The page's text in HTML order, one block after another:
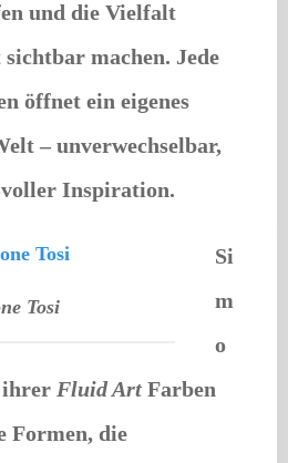
und die Vielfalt
machen. Jede
öffnet ein eigenes
– unverwechselbar,
Inspiration.
Tosi
Si
m
o
ihrer Fluid Art Farben
Formen, die